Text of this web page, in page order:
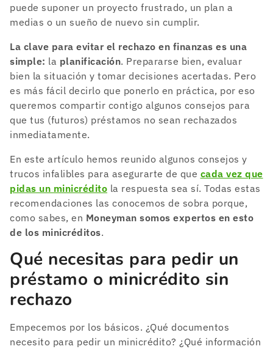
puede suponer un proyecto frustrado, un plan a
medias o un sueño de nuevo sin cumplir.
La clave para evitar el rechazo en finanzas es una
simple: la planificación. Prepararse bien, evaluar
bien la situación y tomar decisiones acertadas. Pero
es más fácil decirlo que ponerlo en práctica, por eso
queremos compartir contigo algunos consejos para
que tus (futuros) préstamos no sean rechazados
inmediatamente.
En este artículo hemos reunido algunos consejos y
trucos infalibles para asegurarte de que cada vez que
pidas un minicrédito la respuesta sea sí. Todas estas
recomendaciones las conocemos de sobra porque,
como sabes, en Moneyman somos expertos en esto
de los minicréditos.
Qué necesitas para pedir un
préstamo o minicrédito sin
rechazo
Empecemos por los básicos. ¿Qué documentos
necesito para pedir un minicrédito? ¿Qué información